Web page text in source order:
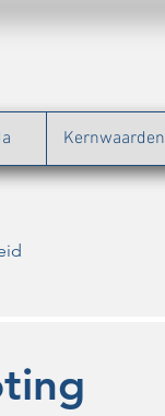
Kernwaarden